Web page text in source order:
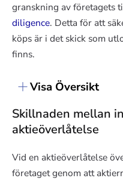
granskning av företagets
diligence. Detta för att
köps är i det skick som
finns.
Visa Översikt
Skillnaden mellan
aktieöverlåtelse
Vid en aktieöverlåtelse
företaget genom att